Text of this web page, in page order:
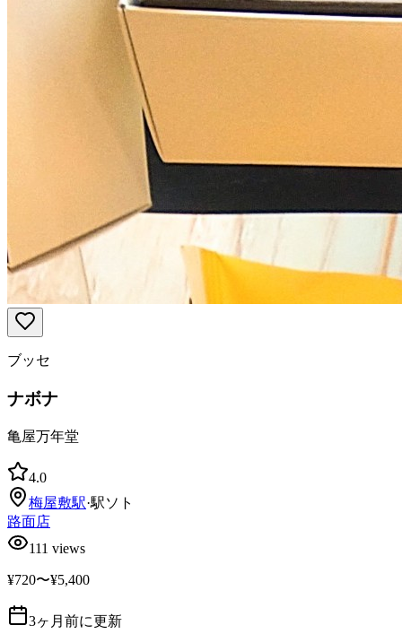
ブッセ
ナボナ
亀屋万年堂
4.0
梅屋敷駅·駅ソト
路面店
111 views
¥720〜¥5,400
3ヶ月前に更新